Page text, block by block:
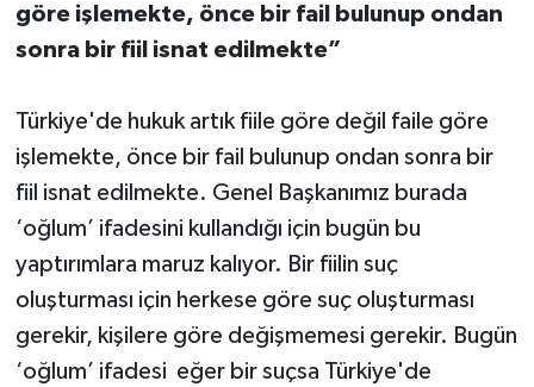
göre işlemekte, önce bir fail bulunup ondan
sonra bir fiil isnat edilmekte”
Türkiye'de hukuk artık fiile göre değil faile göre
işlemekte, önce bir fail bulunup ondan sonra bir
fiil isnat edilmekte. Genel Başkanımız burada
‘oğlum’ ifadesini kullandığı için bugün bu
yaptırımlara maruz kalıyor. Bir fiilin suç
oluşturması için herkese göre suç oluşturması
gerekir, kişilere göre değişmemesi gerekir. Bugün
‘oğlum’ ifadesi eğer bir suçsa Türkiye'de